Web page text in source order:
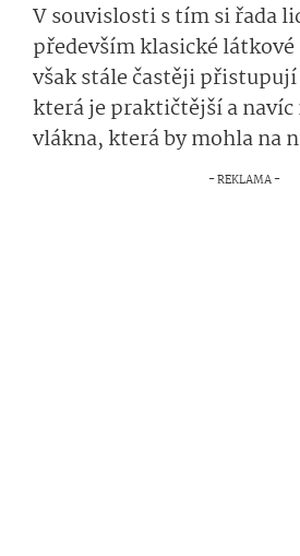
V souvislosti s tím si řada
především klasické
však stále častěji
která je praktičtější a
vlákna, která by mohla na